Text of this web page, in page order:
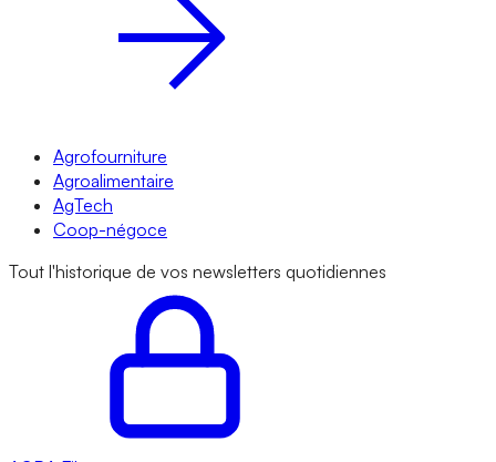
Agrofourniture
Agroalimentaire
AgTech
Coop-négoce
Tout l'historique de vos newsletters quotidiennes